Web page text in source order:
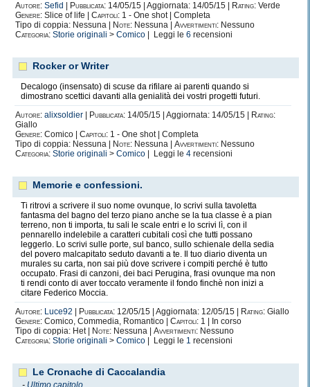
Autore: Sefid Pubblicata: 14/05/15 | Aggiornata: 14/05/15 | Rating: Verde
Genere: Slice of life | Capitoli: 1 - One shot | Completa
Tipo di coppia: Nessuna |
Note: Nessuna | Avvertimenti: Nessuno
Categoria: Storie originali > Comico | Leggi le 6 recensioni
Rocker or Writer
Decalogo (insensato) di scuse da rifilare ai parenti quando si
dimostrano scettici davanti alla genialità dei vostri progetti futuri.
Autore: alixsoldier Pubblicata: 14/05/15 | Aggiornata: 14/05/15 |
Rating:
Giallo
Genere: Comico | Capitoli: 1 - One shot | Completa
Tipo di coppia: Nessuna |
Note: Nessuna | Avvertimenti: Nessuno
Categoria: Storie originali > Comico | Leggi le 4 recensioni
Memorie e confessioni.
Ti ritrovi a scrivere il suo nome ovunque, lo scrivi sulla tavoletta
fantasma del bagno del terzo piano anche se la tua classe è a pian
terreno, non ti importa, tu sali le scale entri e lo scrivi lì, con il
pennarello indelebile a caratteri cubitali così che tutti possano
leggerlo. Lo scrivi sulle porte, sul banco, sullo schienale della sedia
del povero malcapitato seduto davanti a te. Il tuo diario diventa un
murales su carta, non sai più dove scrivere i compiti perché è tutto
occupato. Frasi di canzoni, dei baci Perugina, frasi ovunque ma non
ti rendi conto di aver toccato veramente il fondo finchè non inizi a
citare Federico Moccia.
Autore: Luce92 Pubblicata: 12/05/15 | Aggiornata: 12/05/15 | Rating: Giallo
Genere: Comico, Commedia, Romantico | Capitoli: 1 | In corso
Tipo di coppia: Het |
Note: Nessuna | Avvertimenti: Nessuno
Categoria: Storie originali > Comico | Leggi le 1 recensioni
Le Cronache di Caccalandia
- Ultimo capitolo